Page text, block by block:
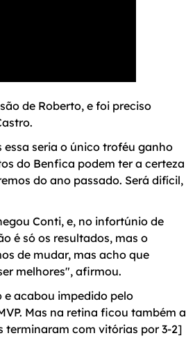
de Roberto, e foi preciso
essa seria o único troféu ganho
do Benfica podem ter a certeza
do ano passado. Será difícil,
Conti, e, no infortúnio de
é só os resultados, mas o
de mudar, mas acho que
melhores", afirmou.
e acabou impedido pelo
Mas na retina ficou também a
terminaram com vitórias por 3-2]